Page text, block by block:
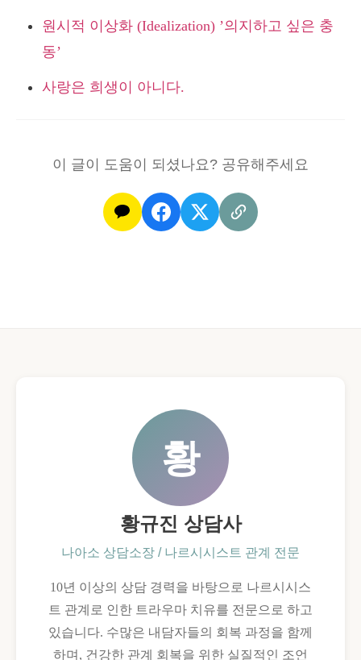
원시적 이상화 (Idealization) ’의지하고 싶은 충
동’
사랑은 희생이 아니다.
이 글이 도움이 되셨나요? 공유해주세요
황
황규진 상담사
나아소 상담소장 / 나르시시스트 관계 전문
10년 이상의 상담 경력을 바탕으로 나르시시스
트 관계로 인한 트라우마 치유를 전문으로 하고
있습니다. 수많은 내담자들의 회복 과정을 함께
하며, 건강한 관계 회복을 위한 실질적인 조언